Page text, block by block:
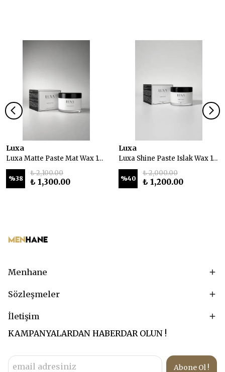
Luxa
Luxa Matte Paste Mat Wax 100 ml
%38
₺ 2,100.00
₺ 1,300.00
Luxa
Luxa Shine Paste Islak Wax 100 ml
%40
₺ 2,000.00
₺ 1,200.00
Menhane
Sözleşmeler
İletişim
KAMPANYALARDAN HABERDAR OLUN !
Abone Ol !